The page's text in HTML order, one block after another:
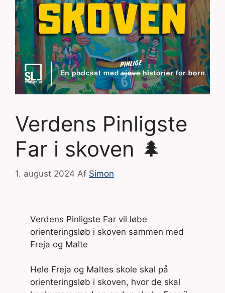
Verdens Pinligste
Far i skoven 🌲
1. august 2024 Af Simon
Verdens Pinligste Far vil løbe
orienteringsløb i skoven sammen med
Freja og Malte
Hele Freja og Maltes skole skal på
orienteringsløb i skoven, hvor de skal